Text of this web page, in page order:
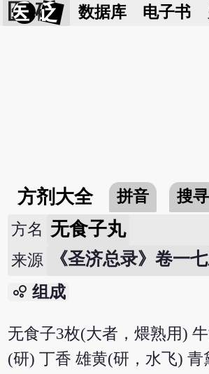
医 砭 数据库 电子书
方剂大全 拼音 搜寻
方名 无食子丸
来源 《圣济总录》卷一
bubble_chart 组成
无食子3枚(大者，煨熟用)
(研) 丁香 雄黄(研，水飞) 青